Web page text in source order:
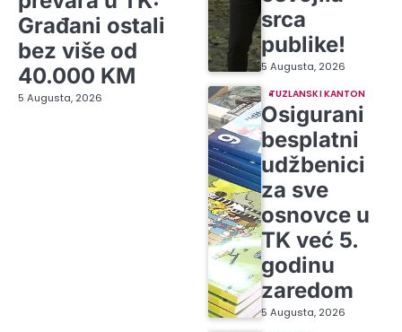
Građani ostali
bez više od
40.000 KM
5 Augusta, 2026
srca
publike!
5 Augusta, 2026
TUZLANSKI KANTON
Osigurani
besplatni
udžbenici
za sve
osnovce u
TK već 5.
godinu
zaredom
5 Augusta, 2026